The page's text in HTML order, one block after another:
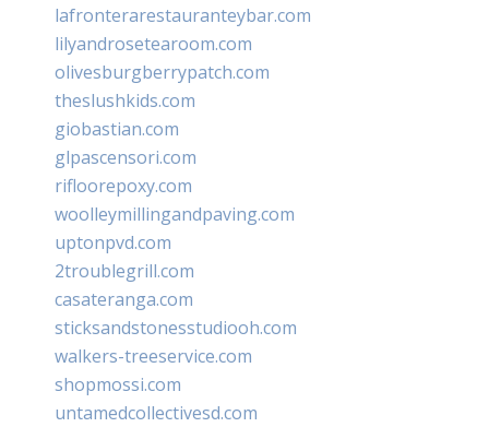
lafronterarestauranteybar.com
lilyandrosetearoom.com
olivesburgberrypatch.com
theslushkids.com
giobastian.com
glpascensori.com
rifloorepoxy.com
woolleymillingandpaving.com
uptonpvd.com
2troublegrill.com
casateranga.com
sticksandstonesstudiooh.com
walkers-treeservice.com
shopmossi.com
untamedcollectivesd.com